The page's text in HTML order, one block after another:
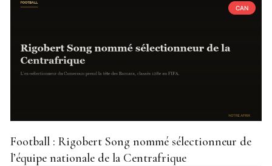
CAN
Football : Rigobert Song nommé sélectionneur de
l’équipe nationale de la Centrafrique